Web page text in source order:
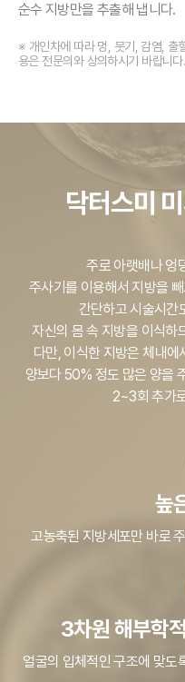
순수 지방만을 추출해 냅니다.
※ 개인차에 따라 멍, 붓기, 감염, 출
용은 전문의와 상의하시기 바랍니다.
닥터스미
주로 아랫배나 엉
주사기를 이용해서 지방을
간단하고 시술시간
자신의 몸 속 지방을 이식하
다만, 이식한 지방은 체내
양보다 50% 정도 많은 양을
2~3회 추가
높
고농축된 지방세포만 바로
3차원 해부학
얼굴의 입체적인 구조에 맞도